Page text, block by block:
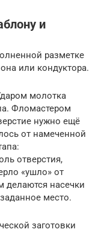
и
разметке
или кондуктора.
молотка
Фломастером
нужно ещё
от намеченной
отверстия,
«ушло» от
делаются насечки
место.
заготовки